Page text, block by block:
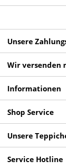
Unsere
Wir versenden
Informationen
Shop Service
Unsere
Service Hotline